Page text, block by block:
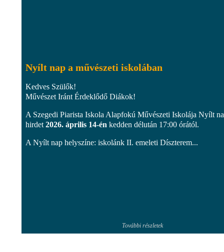
Nyílt nap a művészeti iskolában
Kedves Szülők!
Művészet Iránt Érdeklődő Diákok!
A Szegedi Piarista Iskola Alapfokú Művészeti Iskolája Nyílt
hirdet 2026. április 14-én kedden délután 17:00 órától.
A Nyílt nap helyszíne: iskolánk II. emeleti Díszterem...
További részletek